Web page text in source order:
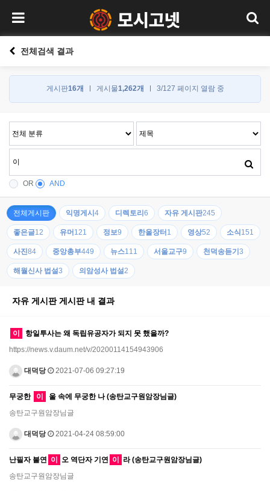
전체검색 결과
게시판16개 게시물1,262개 3/127 페이지 열람 중
OR AND
전체게시판 익명게시4 디렉토리6 자유 게시판245
좋은글12 유머121 정보9 한울장터1 영상52 소식151
사진84 중앙총부449 뉴스111 서울교구9 천덕송듣기3
해월신사 법설3 의암성사 법설2
자유 게시판 게시판 내 결과
이
항일투사는 왜 독립유공자가 되지 못 했을까?
https://news.v.daum.net/v/20200114154943906
대덕당 2021-07-06 09:27:19
무궁한 이
울 속에 무궁한 나 (송탄교구원암장님글)
송탄교구원암장님글
대덕당 2021-04-24 08:59:00
난필자 불연 이 오 역단자 기연 이 라 (송탄교구원암장님글)
송탄교구원암장님글